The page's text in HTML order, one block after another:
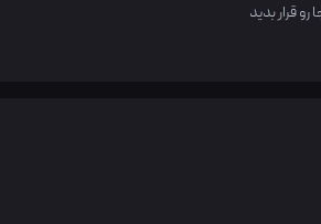
قرار بدید